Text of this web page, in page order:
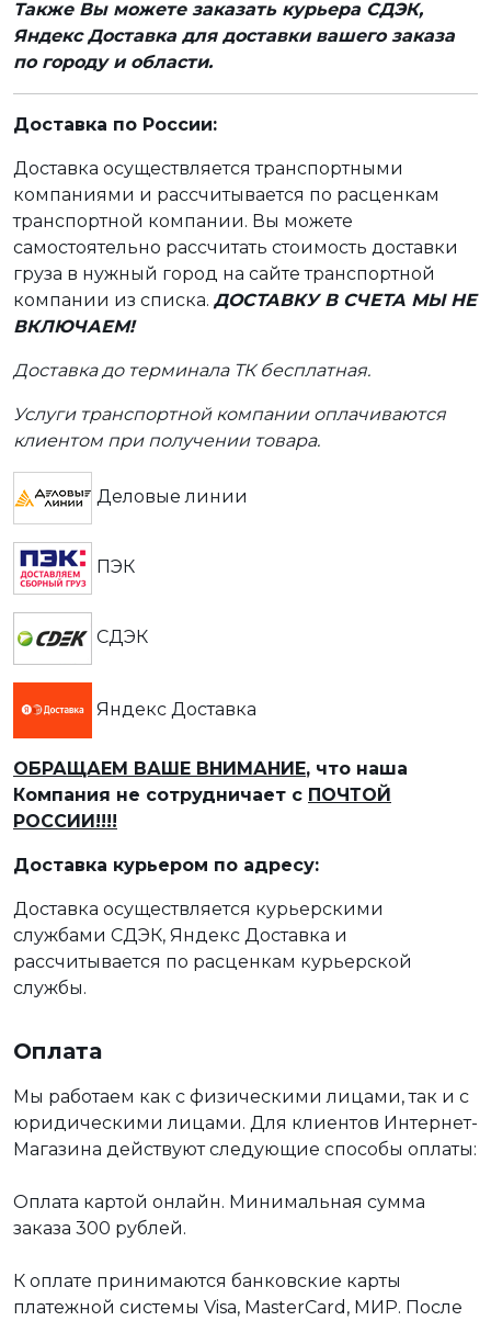
Также Вы можете заказать курьера СДЭК,
Яндекс Доставка для доставки вашего заказа
по городу и области.
Доставка по России:
Доставка осуществляется транспортными
компаниями и рассчитывается по расценкам
транспортной компании. Вы можете
самостоятельно рассчитать стоимость доставки
груза в нужный город на сайте транспортной
компании из списка. ДОСТАВКУ В СЧЕТА МЫ НЕ
ВКЛЮЧАЕМ!
Доставка до терминала ТК бесплатная.
Услуги транспортной компании оплачиваются
клиентом при получении товара.
Деловые линии
ПЭК
СДЭК
Яндекс Доставка
ОБРАЩАЕМ ВАШЕ ВНИМАНИЕ, что наша
Компания не сотрудничает с ПОЧТОЙ
РОССИИ!!!!
Доставка курьером по адресу:
Доставка осуществляется курьерскими
службами СДЭК, Яндекс Доставка и
рассчитывается по расценкам курьерской
службы.
Оплата
Мы работаем как с физическими лицами, так и с
юридическими лицами. Для клиентов Интернет-
Магазина действуют следующие способы оплаты:
Оплата картой онлайн. Минимальная сумма
заказа 300 рублей.
К оплате принимаются банковские карты
платежной системы Visa, MasterCard, МИР. После